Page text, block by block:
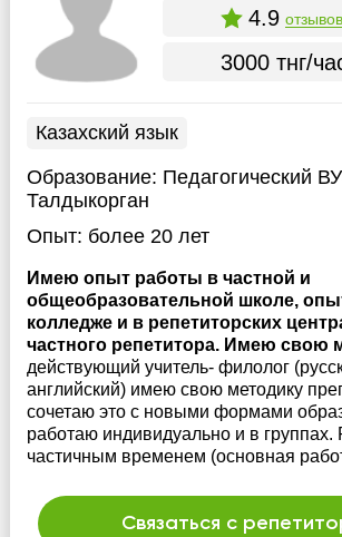
4.9
3000 тнг/
Казахский язык
Образование: Педагогический
Талдыкорган
Опыт: более 20 лет
Имею опыт работы в частной и
общеобразовательной школе,
колледже и в репетиторских
частного репетитора. Имею свою
действующий учитель- филолог
английский) имею свою методику
сочетаю это с новыми формами
работаю индивидуально и в группах.
частичным временем (основная
Связаться с